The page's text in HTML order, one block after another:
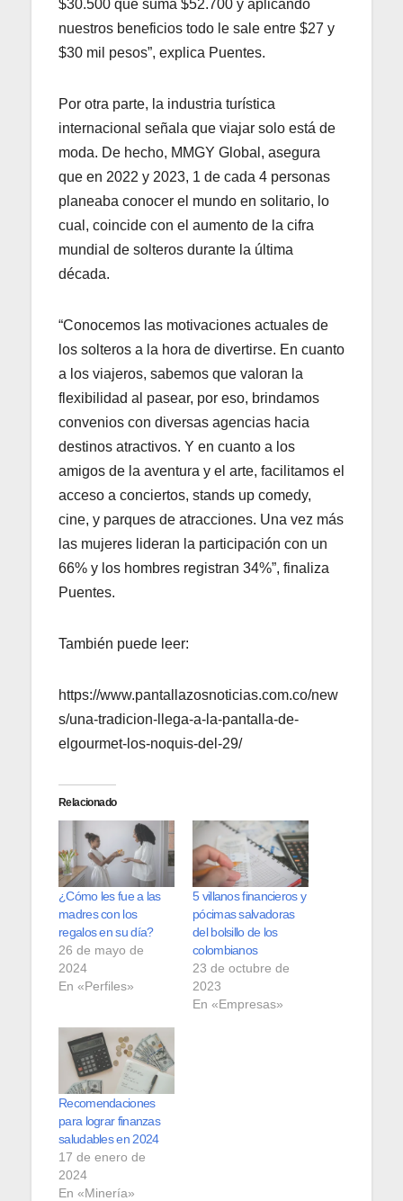
$30.500 que suma $52.700 y aplicando
nuestros beneficios todo le sale entre $27 y
$30 mil pesos”, explica Puentes.
Por otra parte, la industria turística
internacional señala que viajar solo está de
moda. De hecho, MMGY Global, asegura
que en 2022 y 2023, 1 de cada 4 personas
planeaba conocer el mundo en solitario, lo
cual, coincide con el aumento de la cifra
mundial de solteros durante la última
década.
“Conocemos las motivaciones actuales de
los solteros a la hora de divertirse. En cuanto
a los viajeros, sabemos que valoran la
flexibilidad al pasear, por eso, brindamos
convenios con diversas agencias hacia
destinos atractivos. Y en cuanto a los
amigos de la aventura y el arte, facilitamos el
acceso a conciertos, stands up comedy,
cine, y parques de atracciones. Una vez más
las mujeres lideran la participación con un
66% y los hombres registran 34%”, finaliza
Puentes.
También puede leer:
https://www.pantallazosnoticias.com.co/new
s/una-tradicion-llega-a-la-pantalla-de-
elgourmet-los-noquis-del-29/
Relacionado
¿Cómo les fue a las
madres con los
regalos en su día?
26 de mayo de
2024
En «Perfiles»
5 villanos financieros y
pócimas salvadoras
del bolsillo de los
colombianos
23 de octubre de
2023
En «Empresas»
Recomendaciones
para lograr finanzas
saludables en 2024
17 de enero de
2024
En «Minería»